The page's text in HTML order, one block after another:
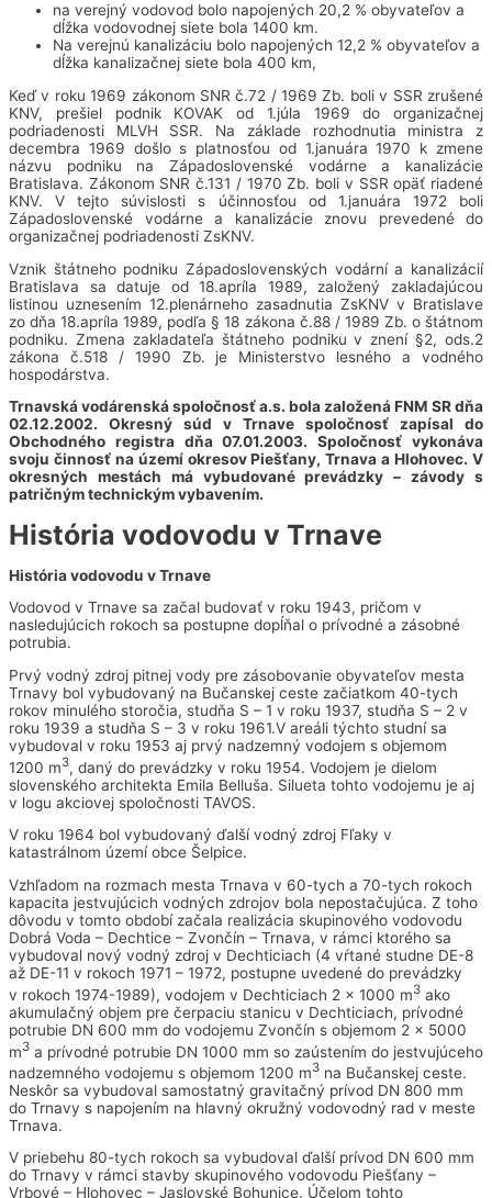
na verejný vodovod bolo napojených 20,2 % obyvateľov a
dĺžka vodovodnej siete bola 1400 km.
Na verejnú kanalizáciu bolo napojených 12,2 % obyvateľov a
dĺžka kanalizačnej siete bola 400 km,
Keď v roku 1969 zákonom SNR č.72 / 1969 Zb. boli v SSR zrušené
KNV, prešiel podnik KOVAK od 1.júla 1969 do organizačnej
podriadenosti MLVH SSR. Na základe rozhodnutia ministra z
decembra 1969 došlo s platnosťou od 1.januára 1970 k zmene
názvu podniku na Západoslovenské vodárne a kanalizácie
Bratislava. Zákonom SNR č.131 / 1970 Zb. boli v SSR opäť riadené
KNV. V tejto súvislosti s účinnosťou od 1.januára 1972 boli
Západoslovenské vodárne a kanalizácie znovu prevedené do
organizačnej podriadenosti ZsKNV.
Vznik štátneho podniku Západoslovenských vodární a kanalizácií
Bratislava sa datuje od 18.apríla 1989, založený zakladajúcou
listinou uznesením 12.plenárneho zasadnutia ZsKNV v Bratislave
zo dňa 18.apríla 1989, podľa § 18 zákona č.88 / 1989 Zb. o štátnom
podniku. Zmena zakladateľa štátneho podniku v znení §2, ods.2
zákona č.518 / 1990 Zb. je Ministerstvo lesného a vodného
hospodárstva.
Trnavská vodárenská spoločnosť a.s. bola založená FNM SR dňa
02.12.2002. Okresný súd v Trnave spoločnosť zapísal do
Obchodného registra dňa 07.01.2003. Spoločnosť vykonáva
svoju činnosť na území okresov Piešťany, Trnava a Hlohovec. V
okresných mestách má vybudované prevádzky – závody s
patričným technickým vybavením.
História vodovodu v Trnave
História vodovodu v Trnave
Vodovod v Trnave sa začal budovať v roku 1943, pričom v
nasledujúcich rokoch sa postupne dopĺňal o prívodné a zásobné
potrubia.
Prvý vodný zdroj pitnej vody pre zásobovanie obyvateľov mesta
Trnavy bol vybudovaný na Bučanskej ceste začiatkom 40-tych
rokov minulého storočia, studňa S – 1 v roku 1937, studňa S – 2 v
roku 1939 a studňa S – 3 v roku 1961.V areáli týchto studní sa
vybudoval v roku 1953 aj prvý nadzemný vodojem s objemom
1200 m3, daný do prevádzky v roku 1954. Vodojem je dielom
slovenského architekta Emila Belluša. Silueta tohto vodojemu je aj
v logu akciovej spoločnosti TAVOS.
V roku 1964 bol vybudovaný ďalší vodný zdroj Fľaky v
katastrálnom území obce Šelpice.
Vzhľadom na rozmach mesta Trnava v 60-tych a 70-tych rokoch
kapacita jestvujúcich vodných zdrojov bola nepostačujúca. Z toho
dôvodu v tomto období začala realizácia skupinového vodovodu
Dobrá Voda – Dechtice – Zvončín – Trnava, v rámci ktorého sa
vybudoval nový vodný zdroj v Dechticiach (4 vŕtané studne DE-8
až DE-11 v rokoch 1971 – 1972, postupne uvedené do prevádzky
v rokoch 1974-1989), vodojem v Dechticiach 2 x 1000 m3 ako
akumulačný objem pre čerpaciu stanicu v Dechticiach, prívodné
potrubie DN 600 mm do vodojemu Zvončín s objemom 2 x 5000
m3 a prívodné potrubie DN 1000 mm so zaústením do jestvujúceho
nadzemného vodojemu s objemom 1200 m3 na Bučanskej ceste.
Neskôr sa vybudoval samostatný gravitačný prívod DN 800 mm
do Trnavy s napojením na hlavný okružný vodovodný rad v meste
Trnava.
V priebehu 80-tych rokoch sa vybudoval ďalší prívod DN 600 mm
do Trnavy v rámci stavby skupinového vodovodu Piešťany –
Vrbové – Hlohovec – Jaslovské Bohunice. Účelom tohto